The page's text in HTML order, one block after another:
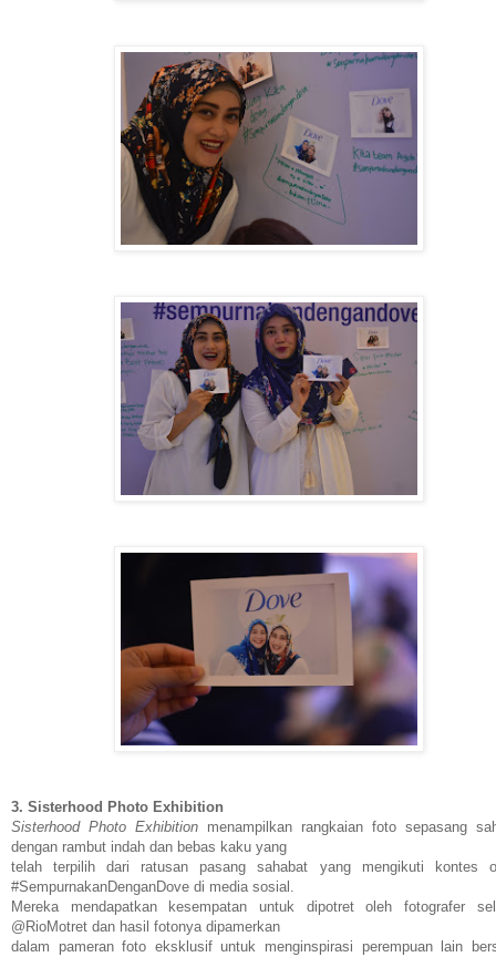
3. Sisterhood Photo Exhibition
Sisterhood Photo Exhibition menampilkan rangkaian foto sepasang
dengan rambut indah dan bebas kaku yang
telah terpilih dari ratusan pasang sahabat yang mengikuti kontes
#SempurnakanDenganDove di media sosial.
Mereka mendapatkan kesempatan untuk dipotret oleh fotografer
@RioMotret dan hasil fotonya dipamerkan
dalam pameran foto eksklusif untuk menginspirasi perempuan lain